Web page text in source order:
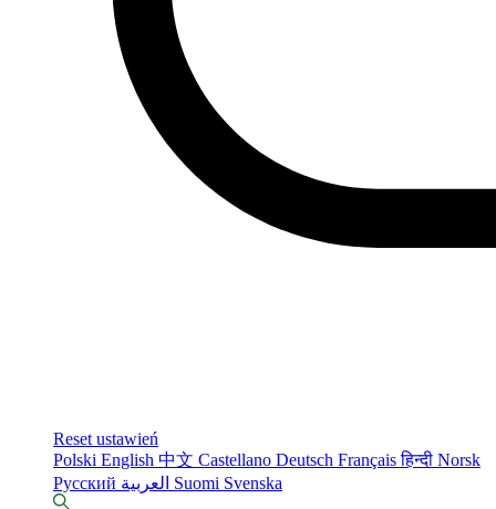
Reset ustawień
Polski English 中文 Castellano Deutsch Françaisहिन्दी Norsk
Русский
Suomi Svenska